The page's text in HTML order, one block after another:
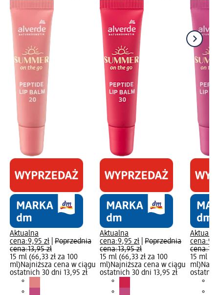
Aktualna
cena:9,95 zł
Poprzednia
cena:13,95 zł
15 ml (66,33 zł za 100
ml)Najniższa cena w ciągu
ostatnich 30 dni 13,95 zł
Aktualna
cena:9,95 zł |Poprzednia
cena:13,95 zł
15 ml (66,33 zł za 100
ml)Najniższa cena w ciągu
ostatnich 30 dni 13,95 zł
Aktualna
cena:
cena:
15 ml
ml)